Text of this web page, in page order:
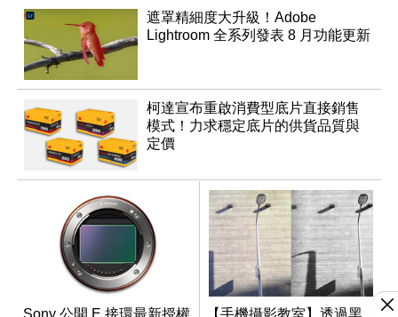
遮罩精細度大升級！Adobe
Lightroom 全系列發表 8 月功能更新
柯達宣布重啟消費型底片直接銷售
模式！力求穩定底片的供貨品質與
定價
Sony 公開 E 接環最新授權 【手機攝影教室】透過黑